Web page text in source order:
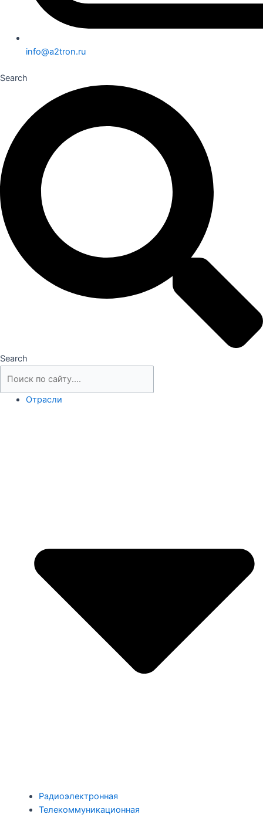
info@a2tron.ru
Search
Search
Отрасли
Радиоэлектронная
Телекоммуникационная